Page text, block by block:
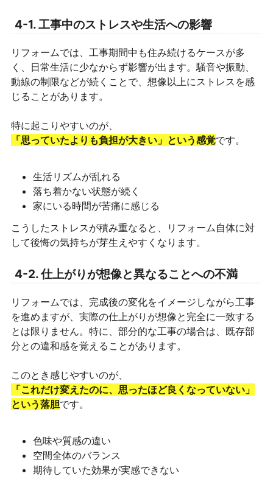
4-1. 工事中のストレスや生活への影響
リフォームでは、工事期間中も住み続けるケースが多
く、日常生活に少なからず影響が出ます。騒音や振動、
動線の制限などが続くことで、想像以上にストレスを感
じることがあります。
特に起こりやすいのが、
「思っていたよりも負担が大きい」という感覚です。
生活リズムが乱れる
落ち着かない状態が続く
家にいる時間が苦痛に感じる
こうしたストレスが積み重なると、リフォーム自体に対
して後悔の気持ちが芽生えやすくなります。
4-2. 仕上がりが想像と異なることへの不満
リフォームでは、完成後の変化をイメージしながら工事
を進めますが、実際の仕上がりが想像と完全に一致する
とは限りません。特に、部分的な工事の場合は、既存部
分との違和感を覚えることがあります。
このとき感じやすいのが、
「これだけ変えたのに、思ったほど良くなっていない」
という落胆です。
色味や質感の違い
空間全体のバランス
期待していた効果が実感できない